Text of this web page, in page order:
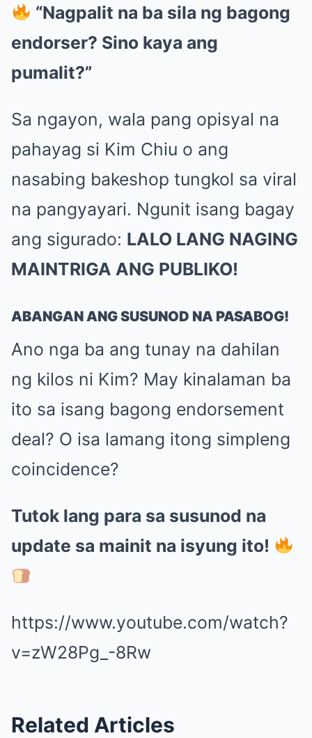
“Nagpalit na ba sila ng bagong
endorser? Sino kaya ang
pumalit?”
Sa ngayon, wala pang opisyal na
pahayag si Kim Chiu o ang
nasabing bakeshop tungkol sa viral
na pangyayari. Ngunit isang bagay
ang sigurado: LALO LANG NAGING
MAINTRIGA ANG PUBLIKO!
ABANGAN ANG SUSUNOD NA PASABOG!
Ano nga ba ang tunay na dahilan
ng kilos ni Kim? May kinalaman ba
ito sa isang bagong endorsement
deal? O isa lamang itong simpleng
coincidence?
Tutok lang para sa susunod na
update sa mainit na isyung ito!
https://www.youtube.com/watch?
v=zW28Pg_-8Rw
Related Articles